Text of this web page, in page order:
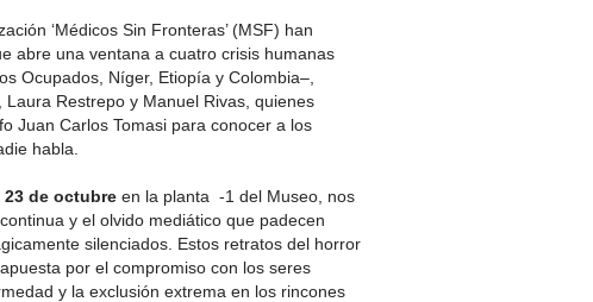
‘Médicos Sin Fronteras’ (MSF) han
abre una ventana a cuatro crisis humanas
Ocupados, Níger, Etiopía y Colombia–,
Restrepo y Manuel Rivas, quienes
Juan Carlos Tomasi para conocer a los
habla.
de octubre en la planta -1 del Museo, nos
y el olvido mediático que padecen
silenciados. Estos retratos del horror
por el compromiso con los seres
y la exclusión extrema en los rincones